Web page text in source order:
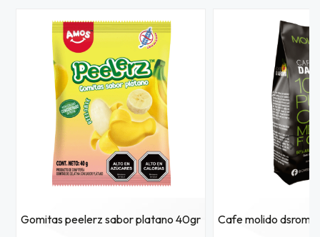
Gomitas peelerz sabor platano 40gr Cafe molido